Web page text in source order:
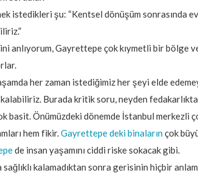
istedikleri şu: “Kentsel dönüşüm sonrasında
anlıyorum, Gayrettepe çok kıymetli bir bölge
her zaman istediğimiz her şeyi elde
Burada kritik soru, neyden
basit. Önümüzdeki dönemde İstanbul merkezli
hem fikir.Gayrettepe deki binalarınçok
de insan yaşamını ciddi riske sokacak gibi.
sağlıklı kalamadıktan sonra gerisinin hiçbir